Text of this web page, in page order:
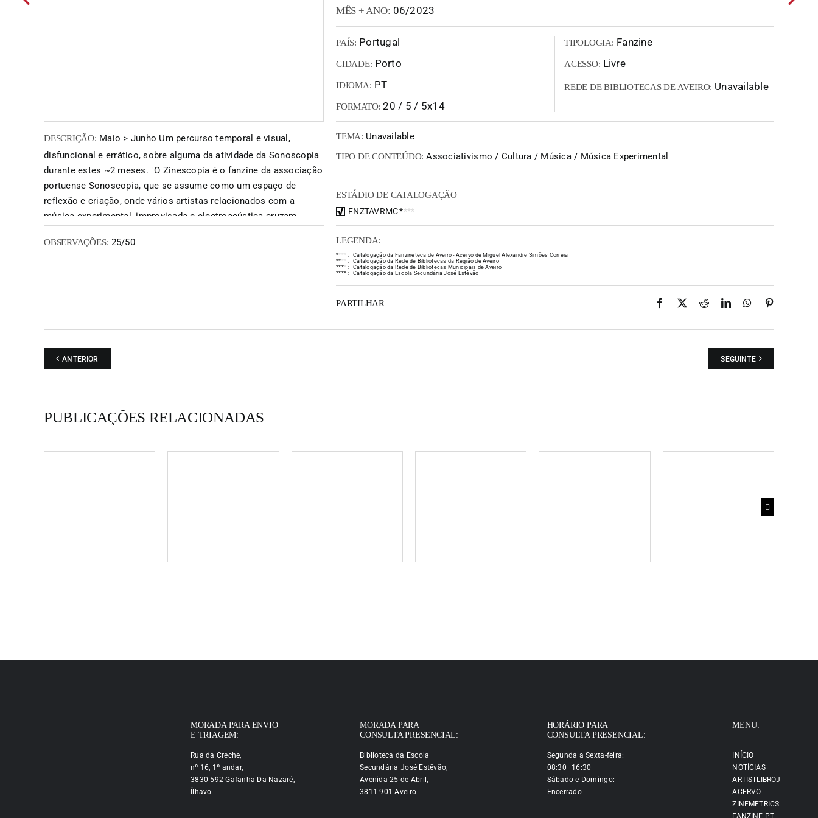
MÊS + ANO: 06/2023
PAÍS: Portugal
CIDADE: Porto
IDIOMA: PT
FORMATO: 20 / 5 / 5x14
TIPOLOGIA: Fanzine
ACESSO: Livre
REDE DE BIBLIOTECAS DE AVEIRO: Unavailable
DESCRIÇÃO: Maio > Junho Um percurso temporal e visual,
disfuncional e errático, sobre alguma da atividade da Sonoscopia
durante estes ~2 meses. "O Zinescopia é o fanzine da associação
portuense Sonoscopia, que se assume como um espaço de
reflexão e criação, onde vários artistas relacionados com a
música experimental, improvisada e electroacústica cruzam
com condições técnicas e humanas dignas. A Sonoscopia
TEMA: Unavailable
TIPO DE CONTEÚDO: Associativismo / Cultura / Música / Música Experimental
ESTÁDIO DE CATALOGAÇÃO
FNZTAVRMC****
OBSERVAÇÕES: 25/50 LEGENDA:
** * * :
Catalogação da Fanzineteca de Aveiro - Acervo de Miguel Alexandre Simões Correia
** * * :
Catalogação da Rede de Bibliotecas da Região de Aveiro
**** :
Catalogação da Rede de Bibliotecas Municipais de Aveiro
**** : Catalogação da Escola Secundária José Estêvão
PARTILHAR Facebook
X RedditLinkedInWhatsApp
ANTERIOR SEGUINTE
PUBLICAÇÕES RELACIONADAS
MORADA PARA ENVIO
E TRIAGEM:
Rua da Creche,
nº 16, 1º andar,
3830-592 Gafanha Da Nazaré,
Ílhavo
MORADA PARA
CONSULTA PRESENCIAL:
Biblioteca da Escola
Secundária José Estêvão,
Avenida 25 de Abril,
3811-901 Aveiro
HORÁRIO PARA
CONSULTA PRESENCIAL:
Segunda a Sexta-feira:
08:30–16:30
Sábado e Domingo:
Encerrado
MENU:
INÍCIO
NOTÍCIAS
ARTISTLIBROJ
ACERVO
ZINEMETRICS